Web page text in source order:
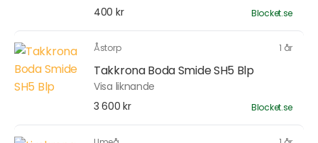
400 kr Blocket.se
Åstorp 1 år
Takkrona Boda Smide SH5 Blp
Visa liknande
3 600 kr
Blocket.se